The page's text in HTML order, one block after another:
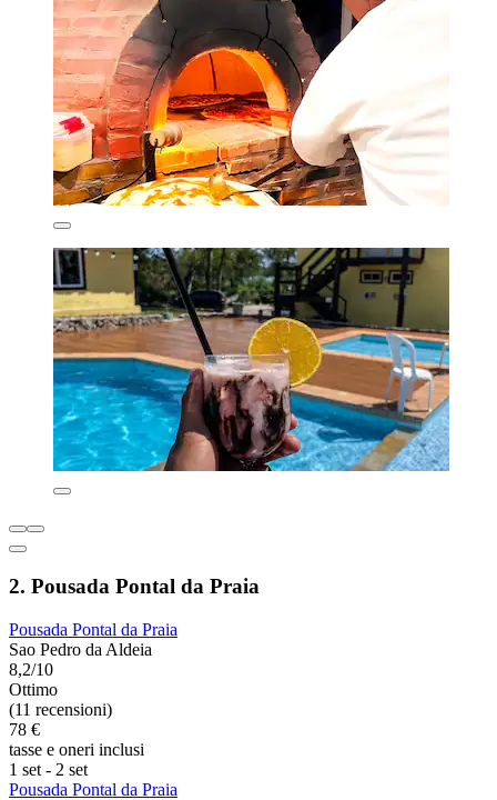
2. Pousada Pontal da Praia
Pousada Pontal da Praia
Sao Pedro da Aldeia
8,2/10
Ottimo
(11 recensioni)
78 €
tasse e oneri inclusi
1 set - 2 set
Pousada Pontal da Praia